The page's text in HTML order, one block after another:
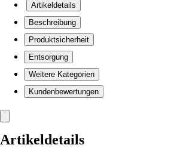
Artikeldetails
Beschreibung
Produktsicherheit
Entsorgung
Weitere Kategorien
Kundenbewertungen
Artikeldetails